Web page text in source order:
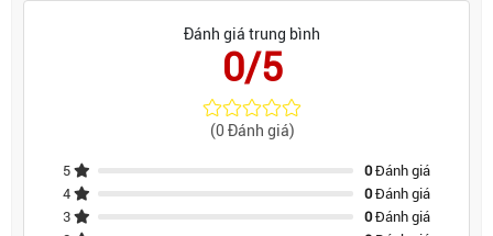
Đánh giá trung bình
0/5
(0 Đánh giá)
5 0Đánh giá
4
0Đánh giá
3
0Đánh giá